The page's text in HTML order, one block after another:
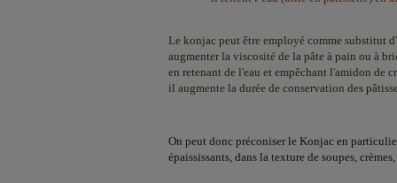
Le konjac peut être employé comme substitut
augmenter la viscosité de la pâte à pain ou à
en retenant de l'eau et empêchant l'amidon de
il augmente la durée de conservation des
On peut donc préconiser le Konjac en
épaississants, dans la texture de soupes,